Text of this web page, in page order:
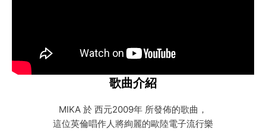
歌曲介紹
MIKA 於 西元2009年 所發佈的歌曲，
這位英倫唱作人將絢麗的歐陸電子流行樂